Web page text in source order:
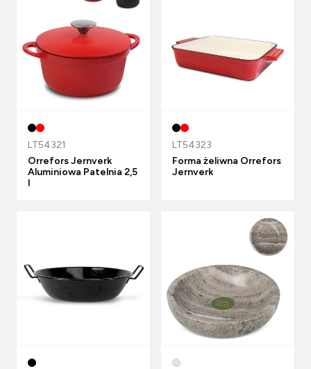
LT54321
Orrefors Jernverk
Aluminiowa Patelnia 2,5
l
LT54323
Forma żeliwna Orrefors
Jernverk